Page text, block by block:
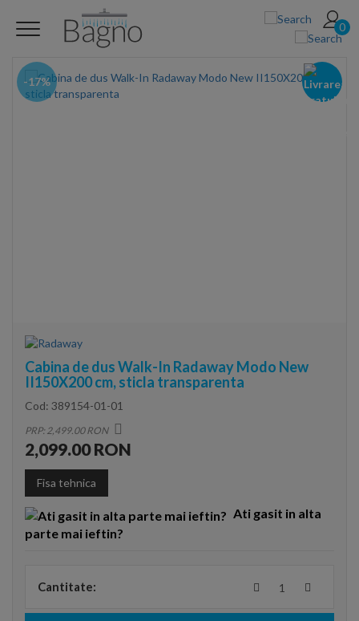
0
-17%
Cabina de dus Walk-In Radaway Modo New
II150X200 cm, sticla transparenta
Cod: 389154-01-01
PRP: 2,499.00 RON
2,099.00 RON
Fisa tehnica
Ati gasit in alta
parte mai ieftin?
Cantitate: